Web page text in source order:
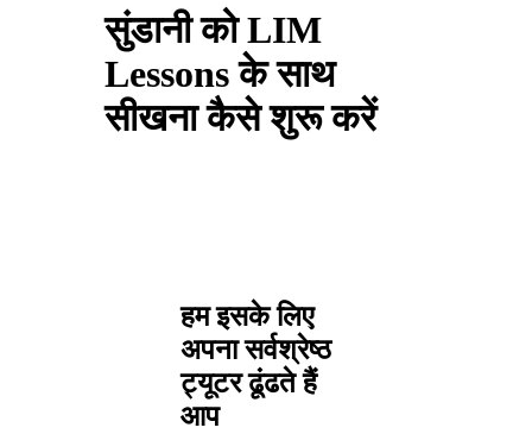
सुंडानी को LIM
Lessons के साथ
सीखना कैसे शुरू करें
हम इसके लिए
अपना सर्वश्रेष्ठ
ट्यूटर ढूंढते हैं
आप